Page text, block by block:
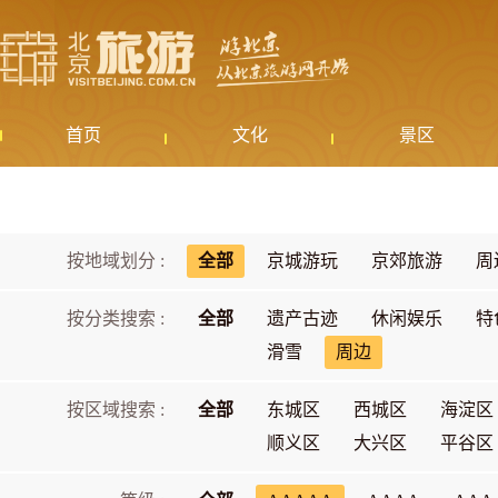
首页 文化 景区
按地域划分 : 全部 京城游玩 京郊旅游 周
按分类搜索 : 全部 遗产古迹 休闲娱乐
特
滑雪
周边
按区域搜索 : 全部 东城区 西城区
海淀区
顺义区
大兴区 平谷区